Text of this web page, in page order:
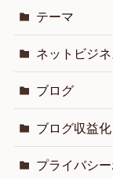
テーマ
ネットビジネ
ブログ
ブログ収益化
プライバシ